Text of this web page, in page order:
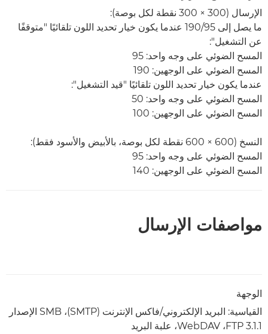
الإرسال (300 ×‏ 300 نقطة لكل بوصة):
ما يصل إلى 95/‏190 عندما يكون خيار تحديد اللون تلقائيًا "متوقفًا
عن التشغيل":
المسح الضوئي على وجه واحد: 95
المسح الضوئي على الوجهين: 190
عندما يكون خيار تحديد اللون تلقائيًا "قيد التشغيل":
المسح الضوئي على وجه واحد: 50
المسح الضوئي على الوجهين: 100
النسخ (600 ×‏ 600 نقطة لكل بوصة، بالأبيض والأسود فقط):
المسح الضوئي على وجه واحد: 95
المسح الضوئي على الوجهين: 140
مواصفات الإرسال
الوجهة
القياسية: البريد الإلكتروني/فاكس الإنترنت (SMTP)،‏ SMB الإصدار
3.1.1 FTP،‏ WebDAV،‏ علبة البريد